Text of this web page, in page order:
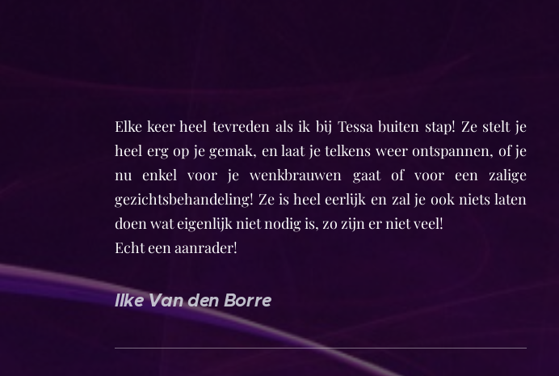
Elke keer heel tevreden als ik bij Tessa buiten stap! Ze stelt je
heel erg op je gemak, en laat je telkens weer ontspannen, of je
nu enkel voor je wenkbrauwen gaat of voor een zalige
gezichtsbehandeling! Ze is heel eerlijk en zal je ook niets laten
doen wat eigenlijk niet nodig is, zo zijn er niet veel! 😉
Echt een aanrader! ♥️
Ilke Van den Borre